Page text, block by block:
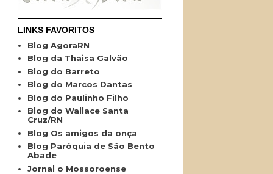
LINKS FAVORITOS
Blog AgoraRN
Blog da Thaisa Galvão
Blog do Barreto
Blog do Marcos Dantas
Blog do Paulinho Filho
Blog do Wallace Santa
Cruz/RN
Blog Os amigos da onça
Blog Paróquia de São Bento
Abade
Jornal o Mossoroense